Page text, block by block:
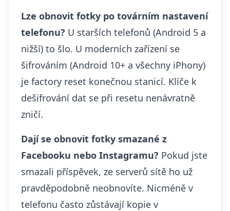
Lze obnovit fotky po továrním nastavení
telefonu? U starších telefonů (Android 5 a
nižší) to šlo. U moderních zařízení se
šifrováním (Android 10+ a všechny iPhony)
je factory reset konečnou stanicí. Klíče k
dešifrování dat se při resetu nenávratně
zničí.
Dají se obnovit fotky smazané z
Facebooku nebo Instagramu? Pokud jste
smazali příspěvek, ze serverů sítě ho už
pravděpodobně neobnovíte. Nicméně v
telefonu často zůstávají kopie v